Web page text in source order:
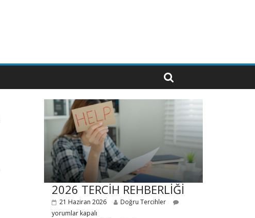
2026 TERCİH REHBERLİĞİ
21 Haziran 2026
Doğru Tercihler
yorumlar kapalı